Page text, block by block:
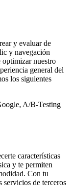
y evaluar de
y navegación
nuestro
general del
los siguientes
A/B-Testing
características
y te permiten
Con tu
servicios de terceros